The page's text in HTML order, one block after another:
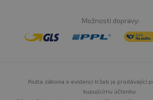
Možnosti dopravy:
Podle zákona o evidenci tržeb je prodávající
kupujícímu účtenku.